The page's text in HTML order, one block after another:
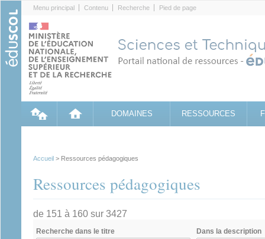
Menu principal Contenu Recherche Pied de page
DOMAINES RESSOURCES
Accueil > Ressources pédagogiques
Ressources pédagogiques
de 151 à 160 sur 3427
Recherche dans le titre Dans la description